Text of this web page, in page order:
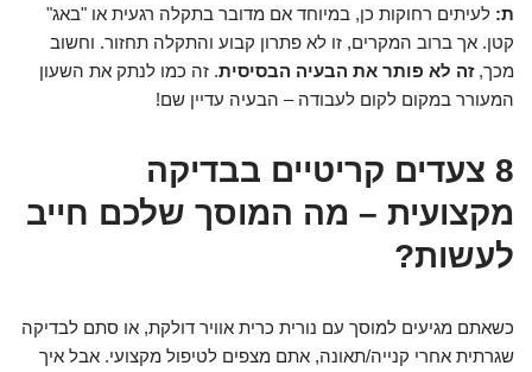
ת: לעיתים רחוקות כן, במיוחד אם מדובר בתקלה רגעית או "באג"
קטן. אך ברוב המקרים, זו לא פתרון קבוע והתקלה תחזור. וחשוב
מכך,זה לא פותר את הבעיה הבסיסית. זה כמו לנתק את השעון
המעורר במקום לקום לעבודה – הבעיה עדיין שם!
8 צעדים קריטיים בבדיקה
מקצועית – מה המוסך שלכם חייב
לעשות?
כשאתם מגיעים למוסך עם נורית כרית אוויר דולקת, או סתם לבדיקה
שגרתית אחרי קנייה/תאונה, אתם מצפים לטיפול מקצועי. אבל איך